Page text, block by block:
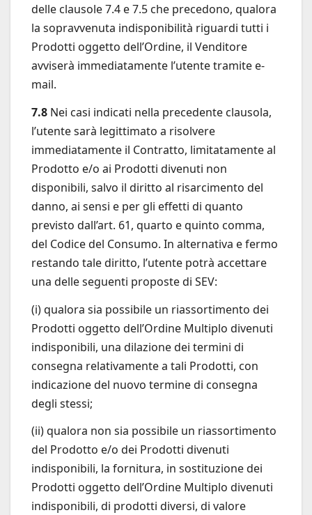
delle clausole 7.4 e 7.5 che precedono, qualora
la sopravvenuta indisponibilità riguardi tutti i
Prodotti oggetto dell’Ordine, il Venditore
avviserà immediatamente l’utente tramite e-
mail.
7.8 Nei casi indicati nella precedente clausola,
l’utente sarà legittimato a risolvere
immediatamente il Contratto, limitatamente al
Prodotto e/o ai Prodotti divenuti non
disponibili, salvo il diritto al risarcimento del
danno, ai sensi e per gli effetti di quanto
previsto dall’art. 61, quarto e quinto comma,
del Codice del Consumo. In alternativa e fermo
restando tale diritto, l’utente potrà accettare
una delle seguenti proposte di SEV:
(i) qualora sia possibile un riassortimento dei
Prodotti oggetto dell’Ordine Multiplo divenuti
indisponibili, una dilazione dei termini di
consegna relativamente a tali Prodotti, con
indicazione del nuovo termine di consegna
degli stessi;
(ii) qualora non sia possibile un riassortimento
del Prodotto e/o dei Prodotti divenuti
indisponibili, la fornitura, in sostituzione dei
Prodotti oggetto dell’Ordine Multiplo divenuti
indisponibili, di prodotti diversi, di valore